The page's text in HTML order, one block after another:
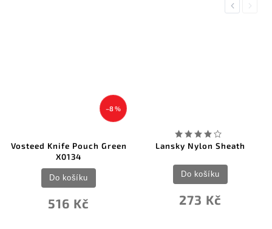
Previous
–8 %
Vosteed Knife Pouch Green
X0134
516 Kč
Do košíku
Lansky Nylon Sheath
273 Kč
Do košíku
Next